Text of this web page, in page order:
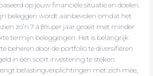
op jouw financiële situatie en doelen.
beleggen wordt aanbevolen omdat het
zo’n 7 á 8% per jaar groeit met minder
termijn beleggingen. Het is belangrijk
te beheren door de portfolio te diversifiëren
in één soort investering te steken.
belastingverplichtingen met zich mee,